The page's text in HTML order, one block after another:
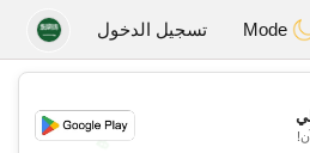
Gulf تسجيل الدخول
💖